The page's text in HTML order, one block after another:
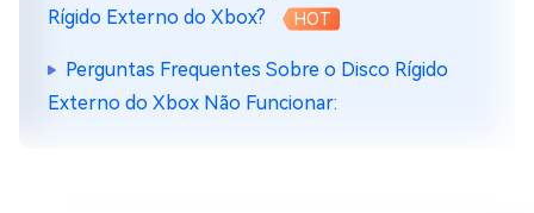
Rígido Externo do Xbox?
HOT
Perguntas Frequentes Sobre o Disco Rígido
Externo do Xbox Não Funcionar: